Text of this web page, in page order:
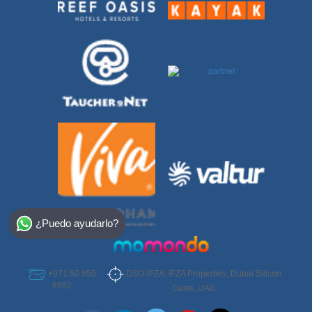
+971 50 950
6952
DSO-IFZA, IFZA Properties, Dubai Silicon
Oasis, UAE
¿Puedo ayudarlo?
Select Destination
Egypt